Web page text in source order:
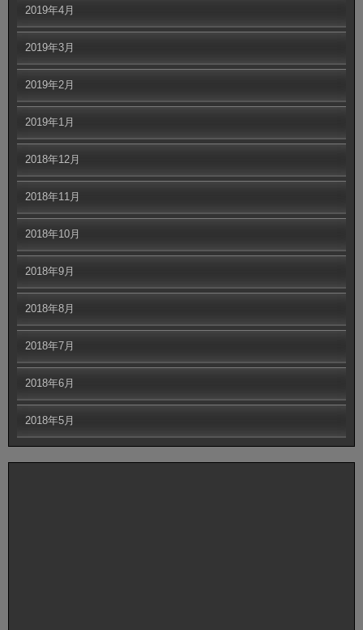
2019年4月
2019年3月
2019年2月
2019年1月
2018年12月
2018年11月
2018年10月
2018年9月
2018年8月
2018年7月
2018年6月
2018年5月